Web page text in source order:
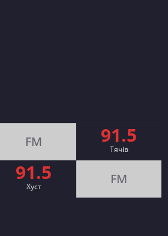
FM 91.5
Тячів
91.5
Хуст FM